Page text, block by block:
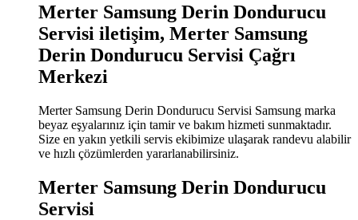
Merter Samsung Derin Dondurucu
Servisi iletişim, Merter Samsung
Derin Dondurucu Servisi Çağrı
Merkezi
Merter Samsung Derin Dondurucu Servisi Samsung marka
beyaz eşyalarınız için tamir ve bakım hizmeti sunmaktadır.
Size en yakın yetkili servis ekibimize ulaşarak randevu alabilir
ve hızlı çözümlerden yararlanabilirsiniz.
Merter Samsung Derin Dondurucu
Servisi